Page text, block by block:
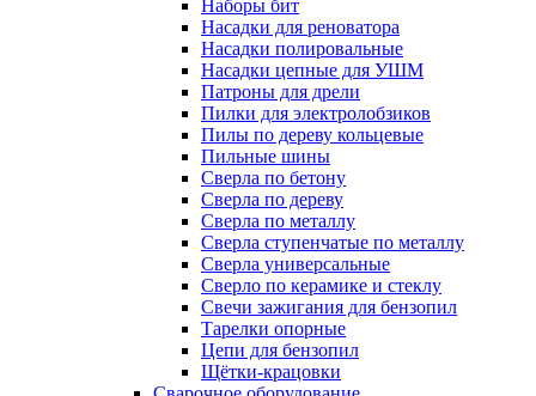
Наборы бит
Насадки для реноватора
Насадки полировальные
Насадки цепные для УШМ
Патроны для дрели
Пилки для электролобзиков
Пилы по дереву кольцевые
Пильные шины
Сверла по бетону
Сверла по дереву
Сверла по металлу
Сверла ступенчатые по металлу
Сверла универсальные
Сверло по керамике и стеклу
Свечи зажигания для бензопил
Тарелки опорные
Цепи для бензопил
Щётки-крацовки